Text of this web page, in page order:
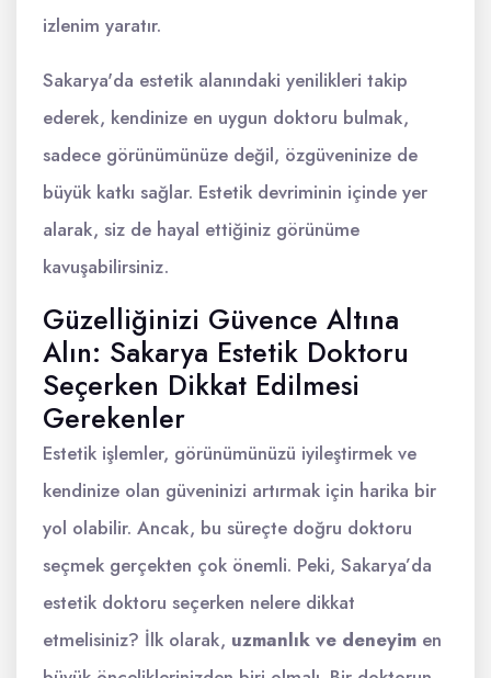
izlenim yaratır.
Sakarya'da estetik alanındaki yenilikleri takip
ederek, kendinize en uygun doktoru bulmak,
sadece görünümünüze değil, özgüveninize de
büyük katkı sağlar. Estetik devriminin içinde yer
alarak, siz de hayal ettiğiniz görünüme
kavuşabilirsiniz.
Güzelliğinizi Güvence Altına
Alın: Sakarya Estetik Doktoru
Seçerken Dikkat Edilmesi
Gerekenler
Estetik işlemler, görünümünüzü iyileştirmek ve
kendinize olan güveninizi artırmak için harika bir
yol olabilir. Ancak, bu süreçte doğru doktoru
seçmek gerçekten çok önemli. Peki, Sakarya’da
estetik doktoru seçerken nelere dikkat
etmelisiniz? İlk olarak, uzmanlık ve deneyim en